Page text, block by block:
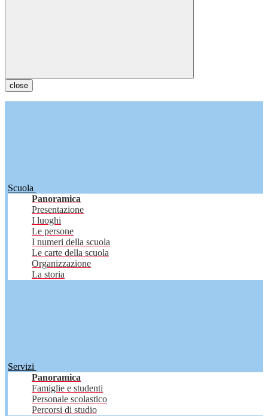
close
Scuola
Panoramica
Presentazione
I luoghi
Le persone
I numeri della scuola
Le carte della scuola
Organizzazione
La storia
Servizi
Panoramica
Famiglie e studenti
Personale scolastico
Percorsi di studio